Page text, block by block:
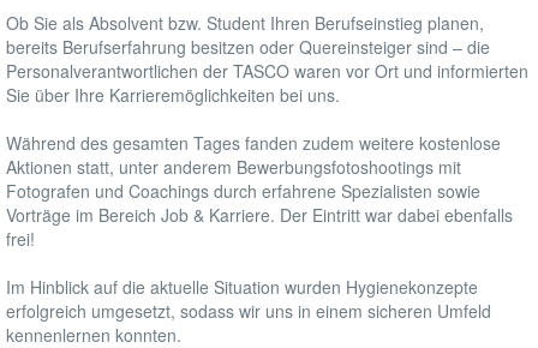
Ob Sie als Absolvent bzw. Student Ihren Berufseinstieg planen,
bereits Berufserfahrung besitzen oder Quereinsteiger sind – die
Personalverantwortlichen der TASCO waren vor Ort und informierten
Sie über Ihre Karrieremöglichkeiten bei uns.
Während des gesamten Tages fanden zudem weitere kostenlose
Aktionen statt, unter anderem Bewerbungsfotoshootings mit
Fotografen und Coachings durch erfahrene Spezialisten sowie
Vorträge im Bereich Job & Karriere. Der Eintritt war dabei ebenfalls
frei!
Im Hinblick auf die aktuelle Situation wurden Hygienekonzepte
erfolgreich umgesetzt, sodass wir uns in einem sicheren Umfeld
kennenlernen konnten.